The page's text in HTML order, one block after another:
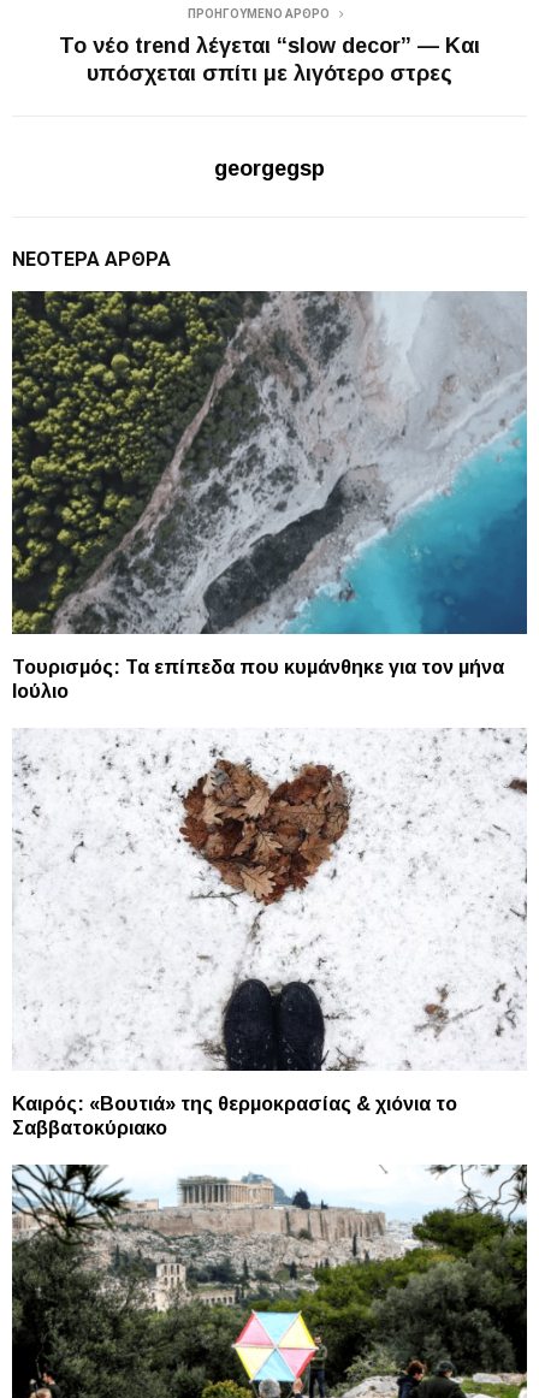
ΠΡΟΗΓΟΎΜΕΝΟ ΆΡΘΡΟ
Το νέο trend λέγεται “slow decor” — Και
υπόσχεται σπίτι με λιγότερο στρες
georgegsp
ΝΕΌΤΕΡΑ ΆΡΘΡΑ
Τουρισμός: Τα επίπεδα που κυμάνθηκε για τον μήνα
Ιούλιο
Καιρός: «Βουτιά» της θερμοκρασίας & χιόνια το
Σαββατοκύριακο